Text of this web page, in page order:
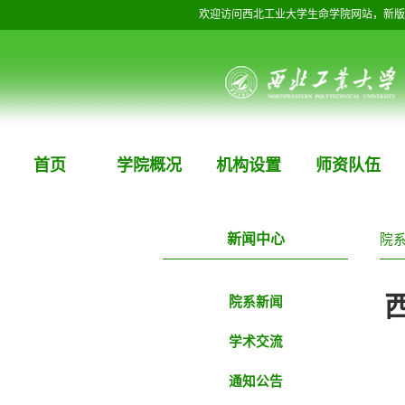
欢迎访问西北工业大学生命学院网站，新
首页 学院概况 机构设置 师资队伍
新闻中心
院系新闻
学术交流
通知公告
院